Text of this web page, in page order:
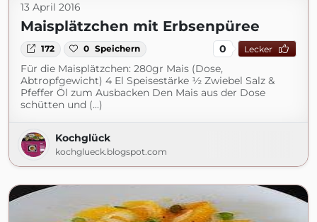
13 April 2016
Maisplätzchen mit Erbsenpüree
172 0 Speichern 0 Lecker
Für die Maisplätzchen: 280gr Mais (Dose,
Abtropfgewicht) 4 El Speisestärke ½ Zwiebel Salz &
Pfeffer Öl zum Ausbacken Den Mais aus der Dose
schütten und (...)
Kochglück
kochglueck.blogspot.com